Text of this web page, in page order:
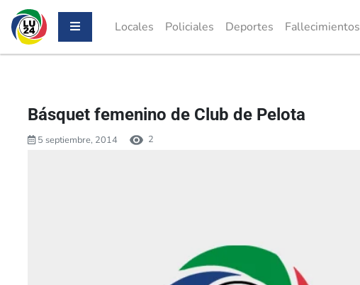
Locales Policiales Deportes Fallecimientos
Básquet femenino de Club de Pelota
5 septiembre, 2014 2